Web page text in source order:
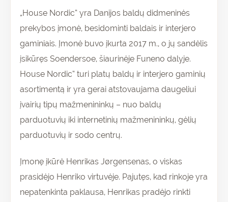
„House Nordic“ yra Danijos baldų didmeninės
prekybos įmonė, besidominti baldais ir interjero
gaminiais. Įmonė buvo įkurta 2017 m., o jų sandėlis
įsikūręs Soendersoe, šiaurinėje Funeno dalyje.
House Nordic“ turi platų baldų ir interjero gaminių
asortimentą ir yra gerai atstovaujama daugeliui
įvairių tipų mažmenininkų – nuo baldų
parduotuvių iki internetinių mažmenininkų, gėlių
parduotuvių ir sodo centrų.
Įmonę įkūrė Henrikas Jørgensenas, o viskas
prasidėjo Henriko virtuvėje. Pajutęs, kad rinkoje yra
nepatenkinta paklausa, Henrikas pradėjo rinkti